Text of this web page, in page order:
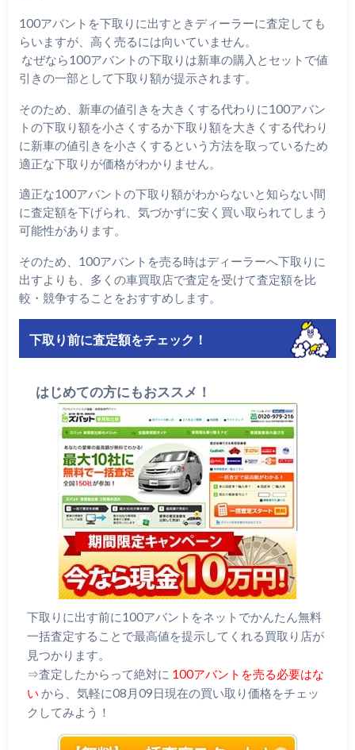
100アバントを下取りに出すときディーラーに査定しても
らいますが、高く売るには向いていません。
なぜなら100アバントの下取りは新車の購入とセットで値
引きの一部として下取り額が提示されます。
そのため、新車の値引きを大きくする代わりに100アバン
トの下取り額を小さくするか下取り額を大きくする代わり
に新車の値引きを小さくするという方法を取っているため
適正な下取りが価格がわかりません。
適正な100アバントの下取り額がわからないと知らない間
に査定額を下げられ、気づかずに安く買い取られてしまう
可能性があります。
そのため、100アバントを売る時はディーラーへ下取りに
出すよりも、多くの車買取店で査定を受けて査定額を比
較・競争することをおすすめします。
下取り前に査定額をチェック！
はじめての方にもおススメ！
下取りに出す前に100アバントをネットでかんたん無料
一括査定することで最高値を提示してくれる買取り店が
見つかります。
⇒査定したからって絶対に 100アバントを売る必要はな
い から、気軽に08月09日現在の買い取り価格をチェッ
クしてみよう！